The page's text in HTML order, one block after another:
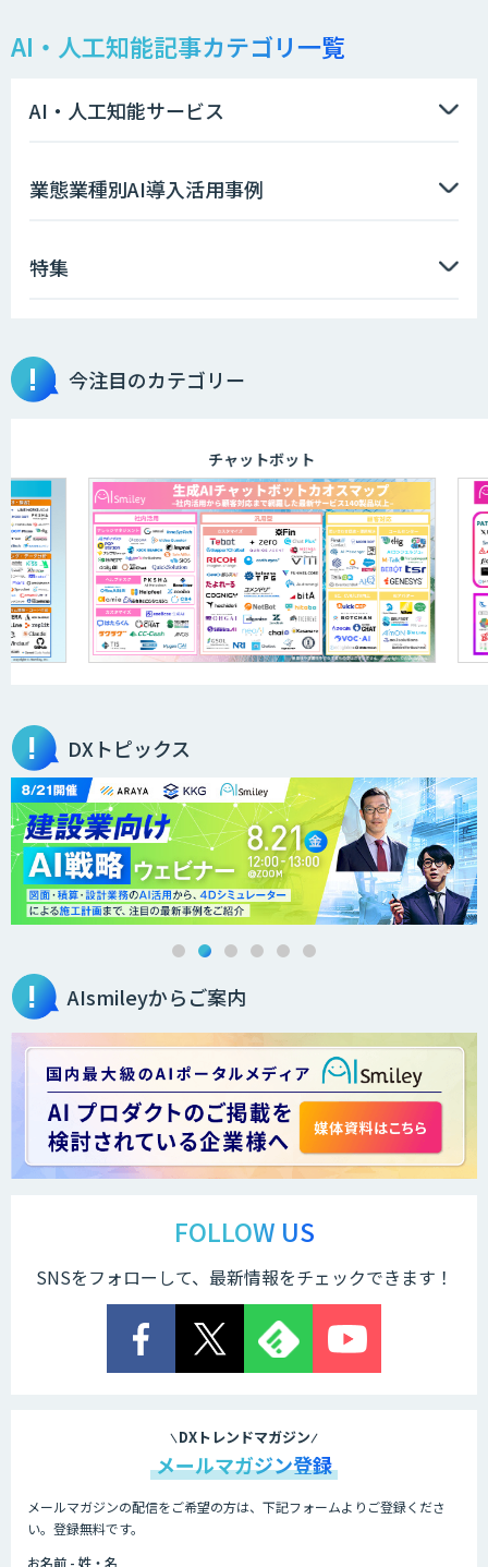
AIエージェント開発支援
AIエンジニアアカデミー（バイブコーデ
aiDAPTIV+
アリストルの法人向けAI研修
ELYZA Works with KDDI
医療文書作成を効率化する生成
AI「OPTiM AI ホスピタル」
オーダーメイドAI人材育成研修
Brain Plus for Sales
データ分析/AI開発/コンサルティング
STORM Platform
AI・人工知能記事カテゴリ一覧
AI・人工知能サービス
業態業種別AI導入活用事例
特集
今注目のカテゴリー
チャットボット
DXトピックス
AIsmileyからご案内
FOLLOW US
SNSをフォローして、最新情報をチェックできます！
DXトレンドマガジン
メールマガジン登録
メールマガジンの配信をご希望の方は、下記フォームよりご登録くださ
い。登録無料です。
お名前 - 姓・名